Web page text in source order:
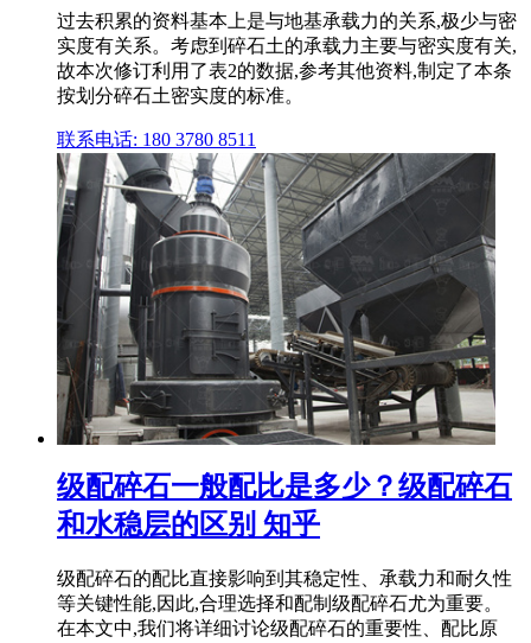
过去积累的资料基本上是与地基承载力的关系,极少与密
实度有关系。考虑到碎石土的承载力主要与密实度有关,
故本次修订利用了表2的数据,参考其他资料,制定了本条
按划分碎石土密实度的标准。
联系电话: 180 3780 8511
级配碎石一般配比是多少？级配碎石
和水稳层的区别 知乎
级配碎石的配比直接影响到其稳定性、承载力和耐久性
等关键性能,因此,合理选择和配制级配碎石尤为重要。
在本文中,我们将详细讨论级配碎石的重要性、配比原